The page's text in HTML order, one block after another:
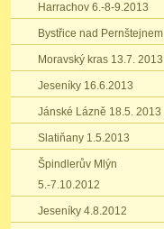
Harrachov 6.-8-9.2013
Bystřice nad Pernštejnem
Moravský kras 13.7. 2013
Jeseníky 16.6.2013
Jánské Lázně 18.5. 2013
Slatiňany 1.5.2013
Špindlerův Mlýn
5.-7.10.2012
Jeseníky 4.8.2012